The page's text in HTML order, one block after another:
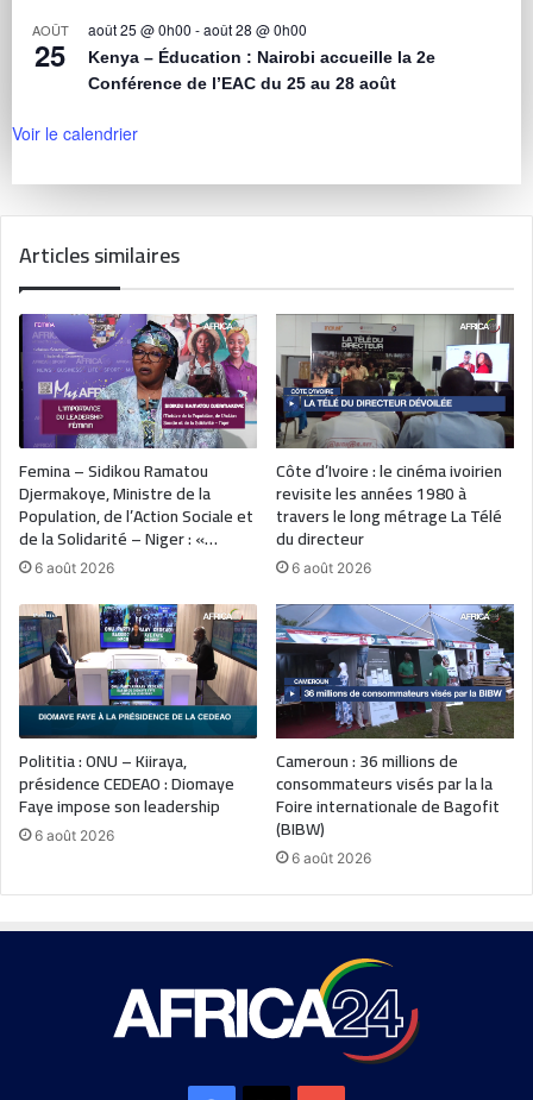
AOÛT
25
août 25 @ 0h00 -août 28 @ 0h00
Kenya – Éducation : Nairobi accueille la 2e
Conférence de l’EAC du 25 au 28 août
Voir le calendrier
Articles similaires
Femina – Sidikou Ramatou
Djermakoye, Ministre de la
Population, de l’Action Sociale et
de la Solidarité – Niger : «…
6 août 2026
Côte d’Ivoire : le cinéma ivoirien
revisite les années 1980 à
travers le long métrage La Télé
du directeur
6 août 2026
Polititia : ONU – Kiiraya,
présidence CEDEAO : Diomaye
Faye impose son leadership
6 août 2026
Cameroun : 36 millions de
consommateurs visés par la la
Foire internationale de Bagofit
(BIBW)
6 août 2026